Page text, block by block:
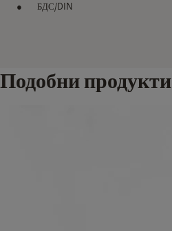
БДС/DIN
Подобни продукти